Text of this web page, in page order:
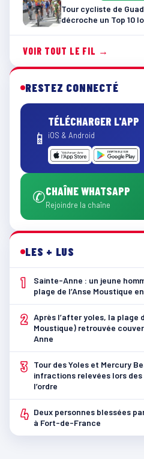
Tour cycliste de
décroche un Top 10
VOIR TOUT LE FIL →
RESTEZ CONNECTÉ
📱
TÉLÉCHARGER L'APP
iOS & Android
✆CHAÎNE WHATSAPP
Rejoindre la chaîne
LES + LUS
1
Sainte-Anne : un jeune
plage de l’Anse Moustique
2 Après l’after yoles, la plage
Moustique) retrouvée
Anne
3
Tour des Yoles et Mercury
infractions relevées lors
l’ordre
4 Deux personnes blessées
à Fort-de-France